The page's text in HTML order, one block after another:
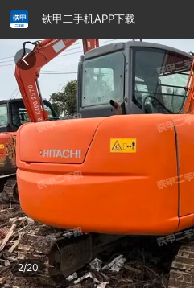
铁甲二手机APP下载
2/20
请输入手机号
提
交
即
表
示
您
同
意
《隐
私
政
策》
铁甲龙总部 4000099032